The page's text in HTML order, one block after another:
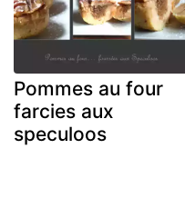
Pommes au four
farcies aux
speculoos